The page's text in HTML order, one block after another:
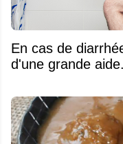
En cas de
d'une grande